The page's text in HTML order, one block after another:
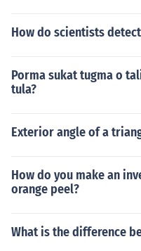
How do scientists
Porma sukat tugma o
tula?
Exterior angle of a
How do you make an
orange peel?
What is the difference